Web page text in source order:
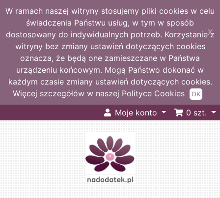
W ramach naszej witryny stosujemy pliki cookies w celu
świadczenia Państwu usług, w tym w sposób
dostosowany do indywidualnych potrzeb. Korzystanie z
witryny bez zmiany ustawień dotyczących cookies
oznacza, że będą one zamieszczane w Państwa
urządzeniu końcowym. Mogą Państwo dokonać w
każdym czasie zmiany ustawień dotyczących cookies.
Więcej szczegółów w naszej Polityce Cookies
X
OK
Moje konto 0 szt.